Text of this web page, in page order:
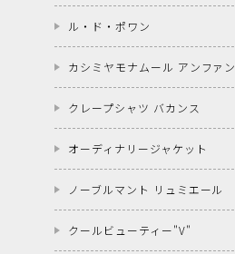
ル・ド・ポワン
カシミヤモナムール アンファン
クレープシャツ バカンス
オーディナリージャケット
ノーブルマント リュミエール
クールビューティー"V"